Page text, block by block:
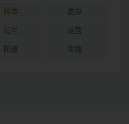
脚本 虚拟
运营
阳叔 零撸